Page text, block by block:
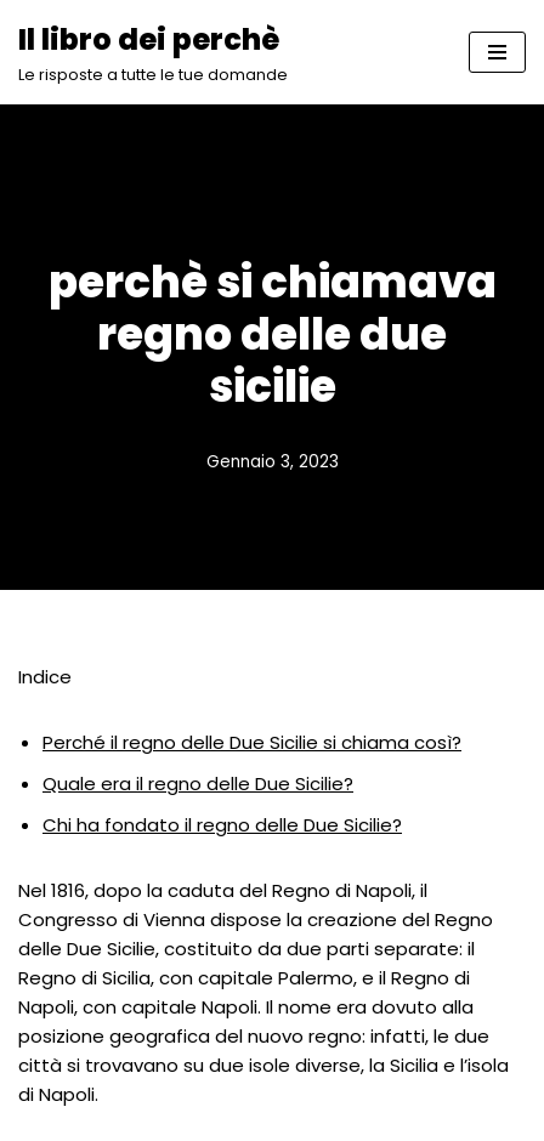
Vai
Il libro dei perchè
Le risposte a tutte le tue domande
perchè si chiamava
regno delle due
sicilie
Gennaio 3, 2023
Indice
Perché il regno delle Due Sicilie si chiama così?
Quale era il regno delle Due Sicilie?
Chi ha fondato il regno delle Due Sicilie?
Nel 1816, dopo la caduta del Regno di Napoli, il
Congresso di Vienna dispose la creazione del Regno
delle Due Sicilie, costituito da due parti separate: il
Regno di Sicilia, con capitale Palermo, e il Regno di
Napoli, con capitale Napoli. Il nome era dovuto alla
posizione geografica del nuovo regno: infatti, le due
città si trovavano su due isole diverse, la Sicilia e l’isola
di Napoli.